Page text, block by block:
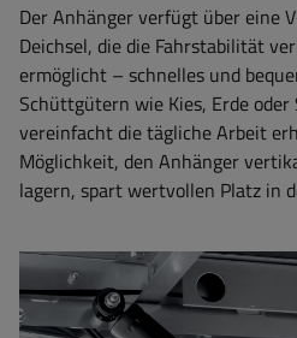
Der Anhänger verfügt über eine
Deichsel, die die Fahrstabilität
ermöglicht – schnelles und
Schüttgütern wie Kies, Erde oder
vereinfacht die tägliche Arbeit
Möglichkeit, den Anhänger
lagern, spart wertvollen Platz in